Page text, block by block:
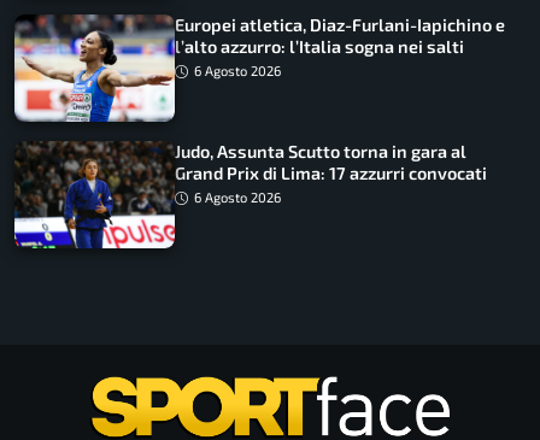
Europei atletica, Diaz-Furlani-Iapichino e
l’alto azzurro: l’Italia sogna nei salti
6 Agosto 2026
Judo, Assunta Scutto torna in gara al
Grand Prix di Lima: 17 azzurri convocati
6 Agosto 2026